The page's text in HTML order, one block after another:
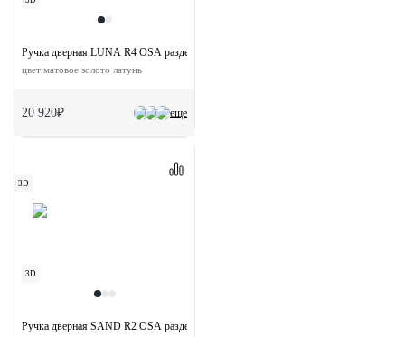
еще
Ручка дверная LUNA R4 OSA раздельная на круглой розетке
цвет матовое золото латунь
20 920₽
3D
3D
Ручка дверная SAND R2 OSA раздельная на круглой розетке из латуни